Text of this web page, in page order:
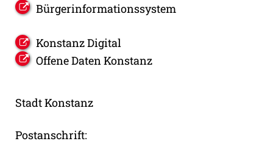
Bürgerinformationssystem
Konstanz Digital
Offene Daten Konstanz
Stadt Konstanz
Postanschrift: